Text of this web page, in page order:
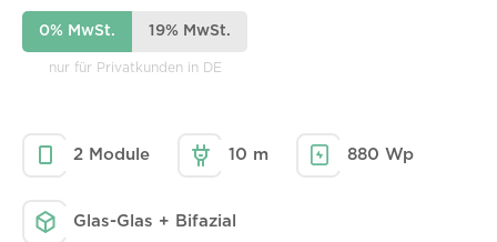
0% MwSt. 19% MwSt.
nur für Privatkunden in DE
2 Module 10 m 880 Wp
Glas-Glas + Bifazial